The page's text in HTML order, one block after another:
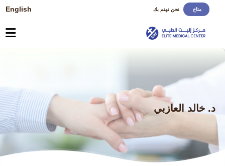
متاح نحن نهتم بك English
د. خالد العازبي